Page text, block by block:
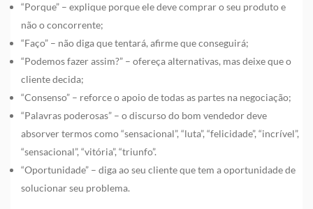
“Porque” – explique porque ele deve comprar o seu produto e
não o concorrente;
“Faço” – não diga que tentará, afirme que conseguirá;
“Podemos fazer assim?” – ofereça alternativas, mas deixe que o
cliente decida;
“Consenso” – reforce o apoio de todas as partes na negociação;
“Palavras poderosas” – o discurso do bom vendedor deve
absorver termos como “sensacional”, “luta”, “felicidade”, “incrível”,
“sensacional”, “vitória”, “triunfo”.
“Oportunidade” – diga ao seu cliente que tem a oportunidade de
solucionar seu problema.